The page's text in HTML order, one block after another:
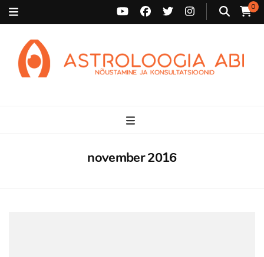
0
november 2016